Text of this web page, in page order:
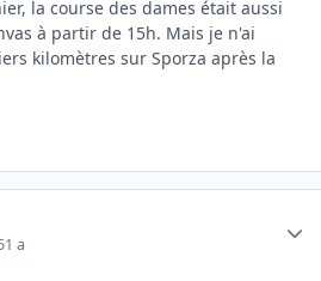
la course des dames était aussi
à partir de 15h. Mais je n'ai
kilomètres sur Sporza après la
1 a